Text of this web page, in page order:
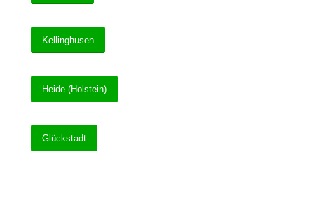
Kellinghusen
Heide (Holstein)
Glückstadt